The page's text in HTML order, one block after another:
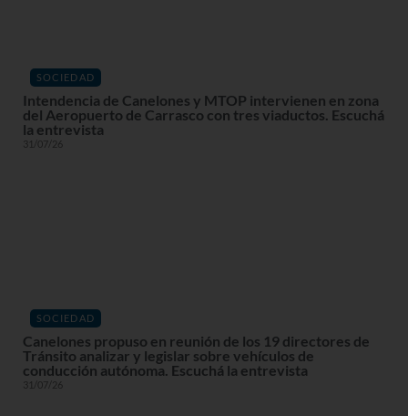
SOCIEDAD
Intendencia de Canelones y MTOP intervienen en zona
del Aeropuerto de Carrasco con tres viaductos. Escuchá
la entrevista
31/07/26
SOCIEDAD
Canelones propuso en reunión de los 19 directores de
Tránsito analizar y legislar sobre vehículos de
conducción autónoma. Escuchá la entrevista
31/07/26